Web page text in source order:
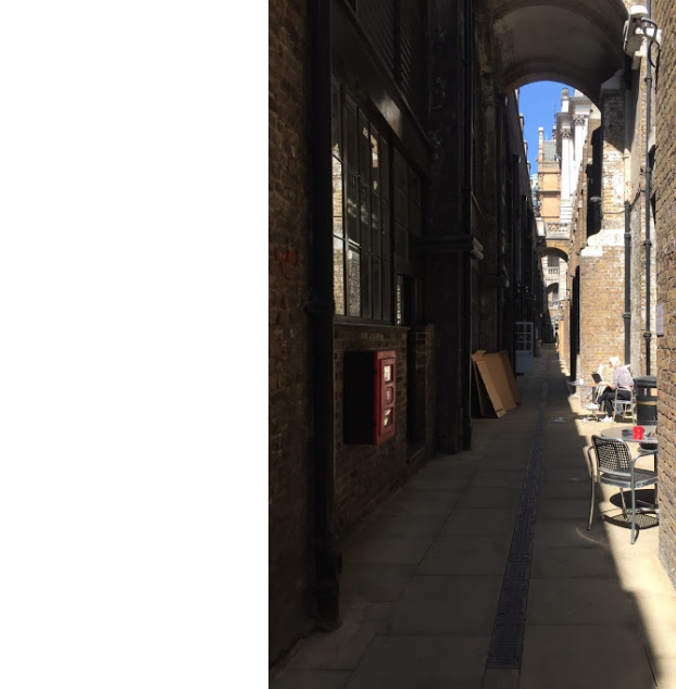
Từ Kẻ Đôộc đến Phước
Tích chân dung ngôi
làng gốm cổ bên dòng Ô
Lâu
Năm xuất bản: 2011